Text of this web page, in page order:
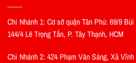
Chi Nhánh 1: Cơ sở quận Tân Phú: 69/9
144/4 Lê Trọng Tấn, P. Tây Thạnh, HCM
Chi Nhánh 2: 424 Phạm Văn Sáng, Xã